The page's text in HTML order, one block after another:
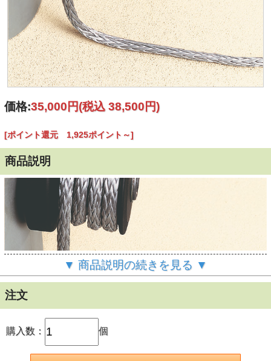
価格:35,000円(税込 38,500円)
[ポイント還元 1,925ポイント～]
商品説明
▼ 商品説明の続きを見る ▼
注文
購入数： 個